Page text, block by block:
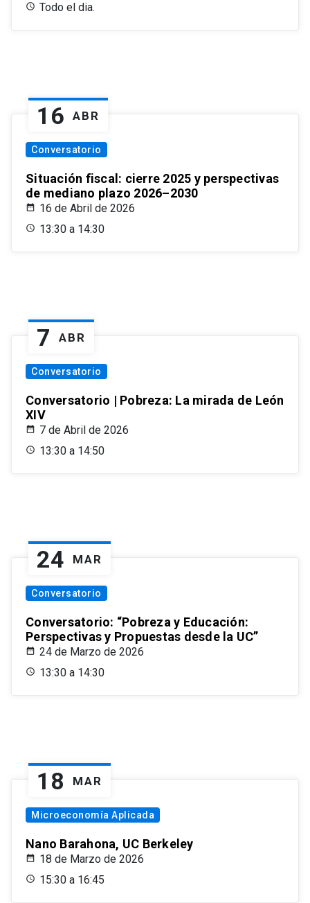
Todo el dia.
16 ABR
Conversatorio
Situación fiscal: cierre 2025 y perspectivas
de mediano plazo 2026–2030
16 de Abril de 2026
13:30 a 14:30
7 ABR
Conversatorio
Conversatorio | Pobreza: La mirada de León
XIV
7 de Abril de 2026
13:30 a 14:50
24 MAR
Conversatorio
Conversatorio: “Pobreza y Educación:
Perspectivas y Propuestas desde la UC”
24 de Marzo de 2026
13:30 a 14:30
18 MAR
Microeconomía Aplicada
Nano Barahona, UC Berkeley
18 de Marzo de 2026
15:30 a 16:45